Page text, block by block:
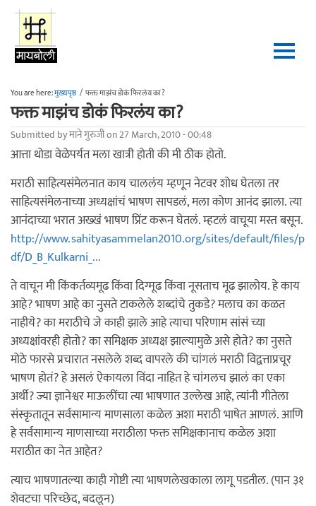
Skip to main content
You are here:मुख्यपृष्ठ / फक्त माझंच डोकं फिरलंय का?
फक्त माझंच डोकं फिरलंय का?
Submitted byमाने गुरुजीon 27 March, 2010 - 00:48
आत्ता थोडा वेळेपर्यत मला खात्री होती की मी ठीक होतो.
मराठी साहित्यसंमेलनात काय चाललंय म्हणून नेटवर शोध घेतला तर
साहित्यसंमेलनाच्या अध्यक्षांचं भाषण सापडलं, मला कोण आनंद झाला. त्या
आनंदाच्या भरात अख्खं भाषण प्रिंट करून घेतलं. म्हटलं वाचूया मस्त बसून.
http://www.sahityasammelan2010.org/sites/default/files/p
df/D_B_Kulkarni_...
ते वाचून मी किंकर्तव्यमूढ किंवा दिग्मूढ किंवा नूसताच मूढ झालोय. हे काय
आहे? भाषण आहे का नुसते टाकलेले शब्दांचे तुकडे? मलाच का कळत
नाहीये? का मराठीचे जे काही झाले आहे त्याचा परिणाम सांसं च्या
अध्यक्षांवरही होतो? का समिक्षक अध्यक्ष झाल्यामुळे असे होते? का नुसते
मोठे फारसे प्रचारात नसलेले शब्द वापरले की चांगलं मराठी विद्वत्ताप्रचूर
भाषण होतं? हे असलं ऐकायला विंदा नाहित हे चांगलच झालं का एका
अर्थी? ज्या ज्ञानेश्वर माऊलींचा त्या भाषणात उल्लेख आहे, त्यांनी गीतेला
संस्कृतातून सर्वसामान्य माणसाला कळेल अशा मराठी भाषेत आणलं. आणि
हे सर्वसामान्य माणसाच्या मराठीला फक्त समिक्षकानाच कळेल अशा
मराठीत का नेत आहेत?
त्याच भाषणातल्या काही गोष्टी त्या भाषणलेखकाला लागू पडतील. (पान ३१
शेवटचा परिच्छेद, बदलून)